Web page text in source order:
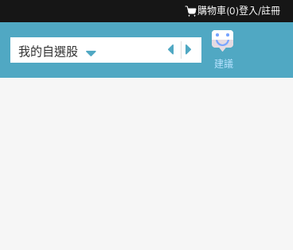
購物車(0)登入/註冊
我的自選股
建議